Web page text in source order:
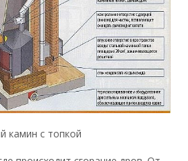
камин с топкой